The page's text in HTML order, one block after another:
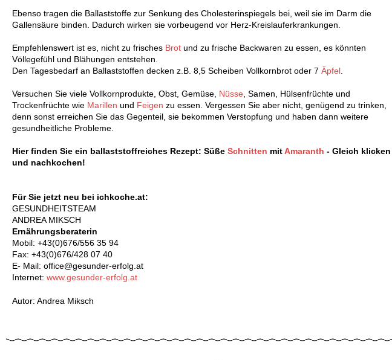
Ebenso tragen die Ballaststoffe zur Senkung des Cholesterinspiegels bei, weil sie im Darm die
Gallensäure binden. Dadurch wirken sie vorbeugend vor Herz-Kreislauferkrankungen.
Empfehlenswert ist es, nicht zu frisches Brot und zu frische Backwaren zu essen, es könnten
Völlegefühl und Blähungen entstehen.
Den Tagesbedarf an Ballaststoffen decken z.B. 8,5 Scheiben Vollkornbrot oder 7 Äpfel
Versuchen Sie viele Vollkornprodukte, Obst, Gemüse, Nüsse , Samen, Hülsenfrüchte und
Trockenfrüchte wie Marillen und Feigen zu essen. Vergessen Sie aber nicht, genügend zu trinken,
denn sonst erreichen Sie das Gegenteil, sie bekommen Verstopfung und haben dann weitere
gesundheitliche Probleme.
Hier finden Sie ein ballaststoffreiches Rezept: Süße Schnitten mitAmaranth - Gleich klicken
und nachkochen!
Für Sie jetzt neu bei ichkoche.at:
GESUNDHEITSTEAM
ANDREA MIKSCH
Ernährungsberaterin
Mobil: +43(0)676/556 35 94
Fax: +43(0)676/428 07 40
E- Mail: office@gesunder-erfolg.at
Internet: www.gesunder-erfolg.at
Autor: Andrea Miksch